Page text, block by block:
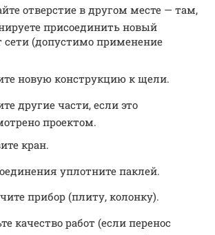
отверстие в другом месте — там,
присоединить новый
сети (допустимо применение
новую конструкцию к щели.
другие части, если это
проектом.
кран.
уплотните паклей.
прибор (плиту, колонку).
качество работ (если перенос